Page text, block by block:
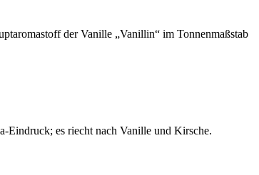
der Vanille „Vanillin“ im Tonnenmaßstab
Eindruck; es riecht nach Vanille und Kirsche.